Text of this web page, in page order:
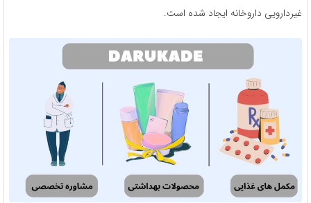
غیردارویی داروخانه ایجاد شده است.